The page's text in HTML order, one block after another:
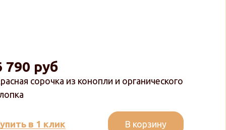
сорочка из конопли и органического
790 руб
в 1 клик В корзину